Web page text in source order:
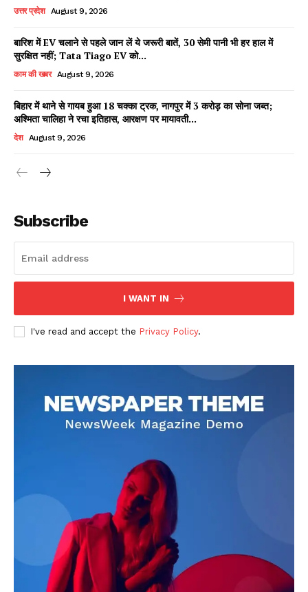
Facebook
X WhatsApp
Share
Read Latest News on AIN
DOWNLOAD NOW
AIN NEWS 1
Contact Us
About Us
Privacy Policy
Terms of Use Agreement
उत्तर प्रदेश August 9, 2026
बारिश में EV चलाने से पहले जान लें ये जरूरी बातें, 30 सेमी पानी भी हर हाल में
सुरक्षित नहीं; Tata Tiago EV को...
काम की खबर August 9, 2026
बिहार में थाने से गायब हुआ 18 चक्का ट्रक, नागपुर में 3 करोड़ का सोना जब्त;
अश्मिता चालिहा ने रचा इतिहास, आरक्षण पर मायावती...
देश August 9, 2026
Subscribe
I WANT IN
I've read and accept the Privacy Policy.